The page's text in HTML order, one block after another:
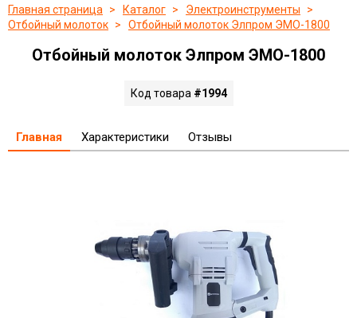
Главная страница
Каталог
Электроинструменты
Отбойный молоток
Отбойный молоток Элпром ЭМО-1800
Отбойный молоток Элпром ЭМО-1800
Код товара #1994
Главная Характеристики Отзывы